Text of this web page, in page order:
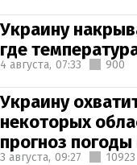
Украину
где
4 августа, 07:33 900
Украину
некоторых
прогноз погоды
3 августа, 09:27 10923